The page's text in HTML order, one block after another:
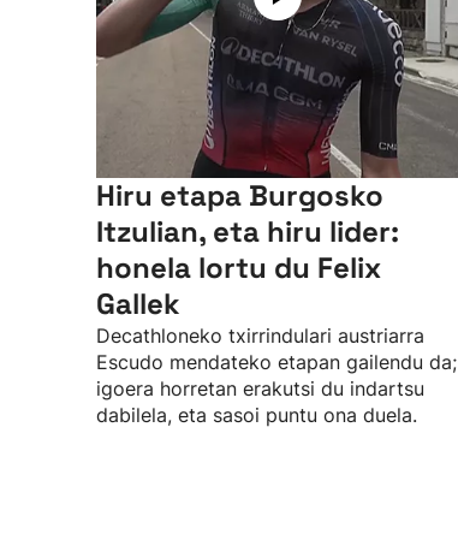
Hiru etapa Burgosko
Itzulian, eta hiru lider:
honela lortu du Felix
Gallek
Decathloneko txirrindulari austriarra
Escudo mendateko etapan gailendu da;
igoera horretan erakutsi du indartsu
dabilela, eta sasoi puntu ona duela.